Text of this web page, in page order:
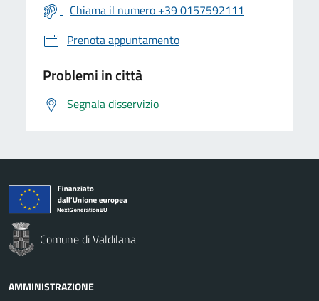
Chiama il numero +39 0157592111
Prenota appuntamento
Problemi in città
Segnala disservizio
Comune di Valdilana
AMMINISTRAZIONE